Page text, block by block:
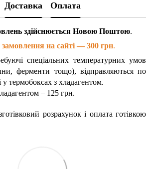
Доставка Оплата
здійснюється Новою Поштою.
на сайті — 300 грн.
спеціальних температурних умов
ферменти тощо), відправляються по
у термобоксах з хладагентом.
– 125 грн.
розрахунок і оплата готівкою